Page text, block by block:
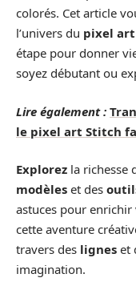
colorés. Cet article
l’univers du pixel
étape pour donner
soyez débutant ou
Lire également :
le pixel art Stitch
Explorez la richesse
modèles et des
astuces pour
cette aventure
travers des lignes et
imagination.